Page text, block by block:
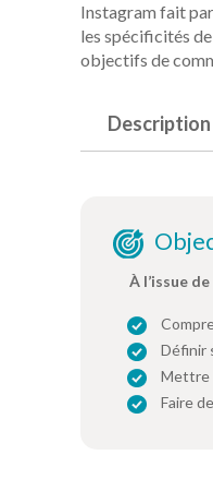
Instagram fait
les spécificités
objectifs de
Description
À l’issue
Définir
Mettre
Faire